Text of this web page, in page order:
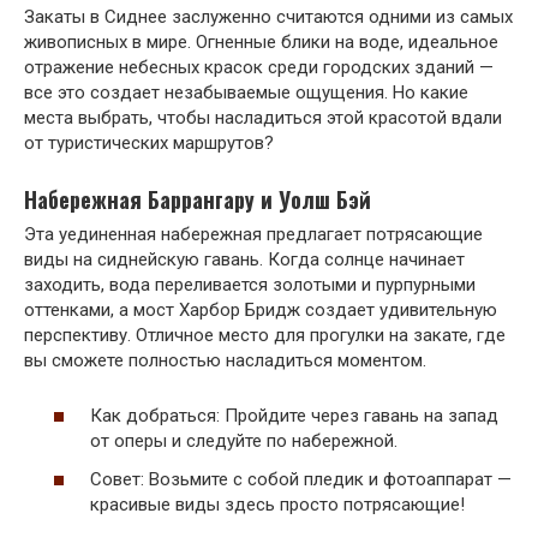
Закаты в Сиднее заслуженно считаются одними из самых
живописных в мире. Огненные блики на воде, идеальное
отражение небесных красок среди городских зданий —
все это создает незабываемые ощущения. Но какие
места выбрать, чтобы насладиться этой красотой вдали
от туристических маршрутов?
Набережная Баррангару и Уолш Бэй
Эта уединенная набережная предлагает потрясающие
виды на сиднейскую гавань. Когда солнце начинает
заходить, вода переливается золотыми и пурпурными
оттенками, а мост Харбор Бридж создает удивительную
перспективу. Отличное место для прогулки на закате, где
вы сможете полностью насладиться моментом.
Как добраться: Пройдите через гавань на запад
от оперы и следуйте по набережной.
Совет: Возьмите с собой пледик и фотоаппарат —
красивые виды здесь просто потрясающие!